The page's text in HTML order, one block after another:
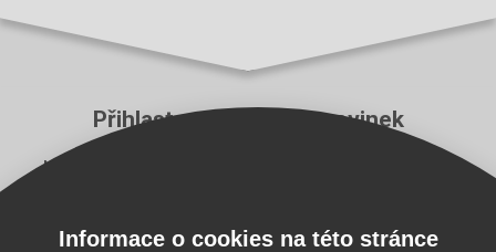
Přihlaste se k odběru novinek
Neutečou vám ty nejzásadnější novinky z aplikace
E-mailInformace o cookies na této stránce